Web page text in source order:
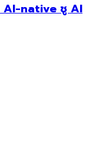
AI-native ชู AI